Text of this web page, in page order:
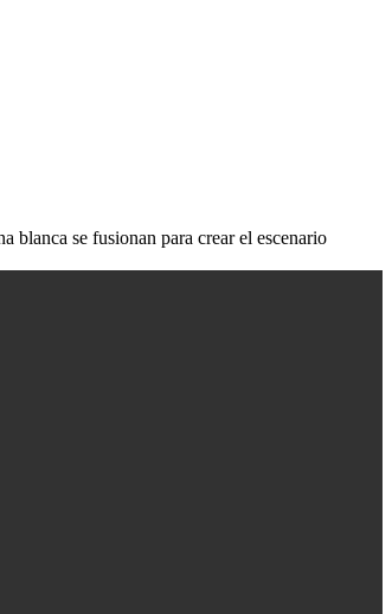
blanca se fusionan para crear el escenario